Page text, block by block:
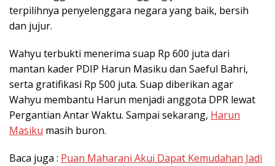
terpilihnya penyelenggara negara yang baik, bersih
dan jujur.
Wahyu terbukti menerima suap Rp 600 juta dari
mantan kader PDIP Harun Masiku dan Saeful Bahri,
serta gratifikasi Rp 500 juta. Suap diberikan agar
Wahyu membantu Harun menjadi anggota DPR lewat
Pergantian Antar Waktu. Sampai sekarang, Harun
Masiku masih buron.
Baca juga : Puan Maharani Akui Dapat Kemudahan Jadi